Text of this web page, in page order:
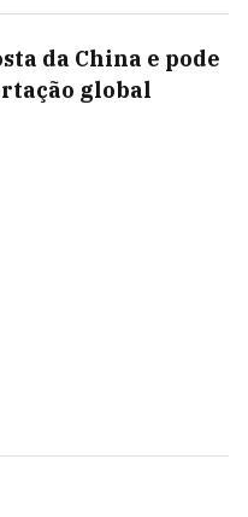
da China e pode
global